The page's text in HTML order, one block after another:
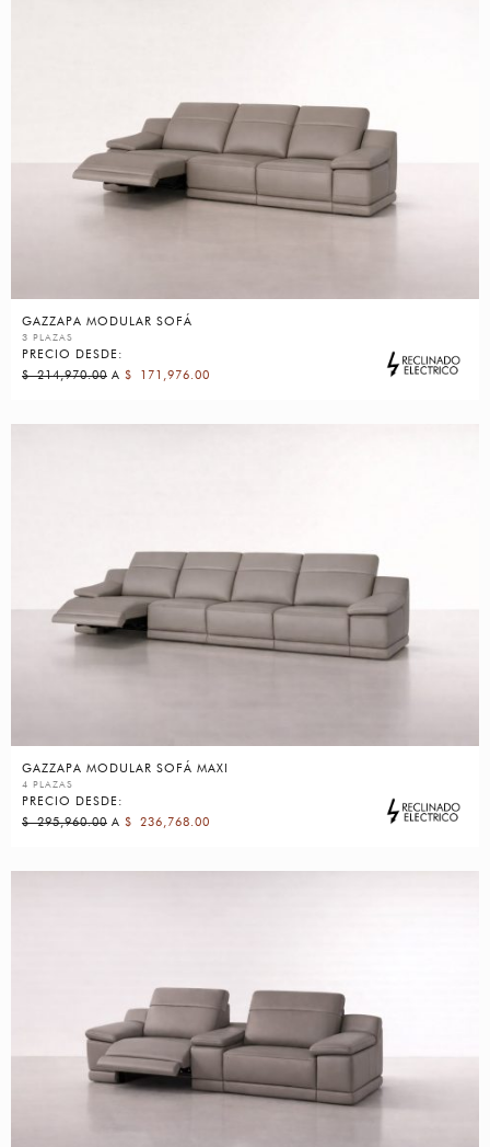
GAZZAPA MODULAR SOFÁ
3 PLAZAS
PRECIO DESDE:
$214,970.00 A $ 171,976.00
GAZZAPA MODULAR SOFÁ MAXI
4 PLAZAS
PRECIO DESDE:
$295,960.00 A $ 236,768.00